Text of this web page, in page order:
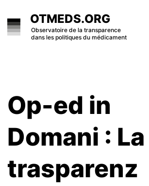
to
content
OTMEDS.ORG
Observatoire de la transparence
dans les politiques du médicament
Op-ed in
Domani : La
trasparenz